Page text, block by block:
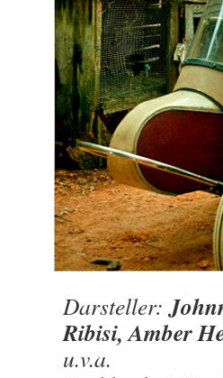
Darsteller:
Ribisi, Amber
u.v.a.